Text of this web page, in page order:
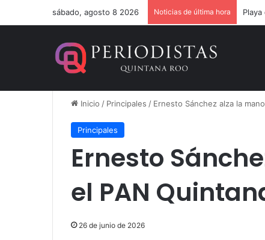
sábado, agosto 8 2026 Noticias de última hora Un
Inicio / Principales / Ernesto Sánchez alza la
Principales
Ernesto
el PAN
26 de junio de 2026